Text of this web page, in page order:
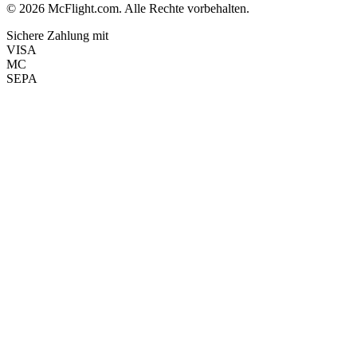
© 2026 McFlight.com. Alle Rechte vorbehalten.
Sichere Zahlung mit
VISA
MC
SEPA